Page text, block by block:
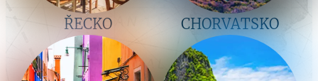
ŘECKO CHORVATSKO